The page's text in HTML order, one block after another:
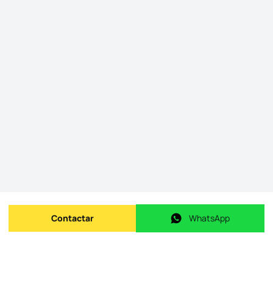
Enviar mensagem
Contactar WhatsApp
WhatsApp